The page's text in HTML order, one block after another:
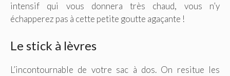
intensif qui vous donnera très chaud, vous n’y
échapperez pas à cette petite goutte agaçante !
Le stick à lèvres
L’incontournable de votre sac à dos. On resitue les